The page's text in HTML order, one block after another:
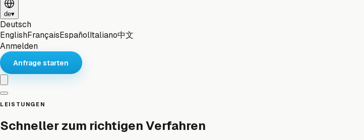
de▾
Deutsch
EnglishFrançaisEspañolItaliano中文
Anmelden
Anfrage starten
LEISTUNGEN
Schneller zum richtigen Verfahren